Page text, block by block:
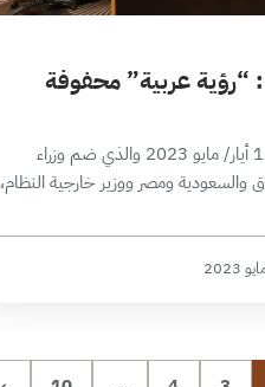
“رؤية عربية” محفوفة
أتى اجتماع عمان في 1 أيار/ مايو 2023 والذي ضم وزراء
والسعودية ومصر ووزير خارجية النظام،